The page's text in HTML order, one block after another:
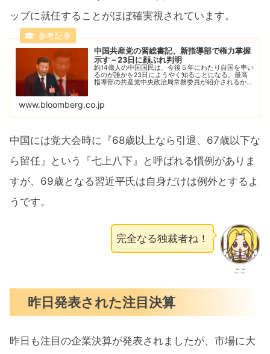
ップに就任することがほぼ確実視されています。
中国共産党の習総書記、新指導部で権力掌握
示す－23日に顔ぶれ判明
約14億人の中国国民は、今後５年にわたり自国を率い
るのが誰かを23日にようやく知ることになる。最高
指導部の共産党中央政治局常務委員が紹介されるから
www.bloomberg.co.jp
中国には党大会時に『68歳以上なら引退、67歳以下な
ら留任』という『七上八下』と呼ばれる慣例がありま
すが、69歳となる習近平氏は自身だけは例外とするよ
うです。
ここ
完全なる独裁者ね！
昨日発表された注目決算
昨日も注目の企業決算が発表されましたが、市場に大